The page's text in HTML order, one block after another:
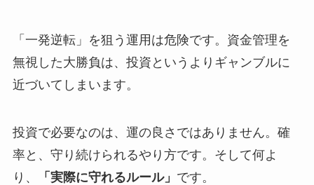
「一発逆転」を狙う運用は危険です。 資金管理を
無視した大勝負は、投資というよりギャンブルに
近づいてしまいます。
投資で必要なのは、運の良さではありません。確
率と、守り続けられるやり方です。 そして何よ
り、
「実際に守れるルール」 です。